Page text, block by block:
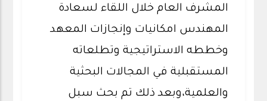
المشرف العام خلال اللقاء لسعادة
المهندس امكانيات وإنجازات المعهد
وخططه الاستراتيجية وتطلعاته
المستقبلية في المجالات البحثية
والعلمية،وبعد ذلك تم بحث سبل